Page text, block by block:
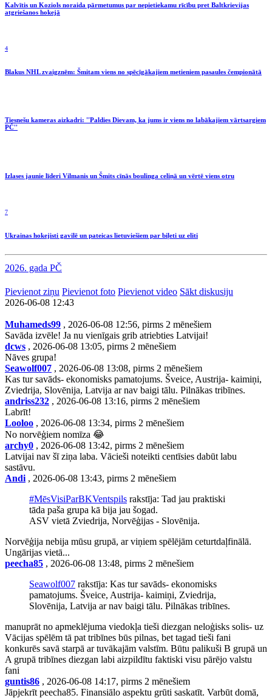
Kalvītis un Koziols noraida pārmetumus par nepietiekamu rīcību pret Baltkrievijas
atgriešanos hokejā
4
Blakus NHL zvaigznēm: Šmitam viens no spēcīgākajiem metieniem pasaules čempionātā
Tiesnešu kameras aizkadri: ''Paldies Dievam, ka jums ir viens no labākajiem vārtsargiem
PČ''
Izlases jaunie līderi Vilmanis un Šmits cīnās boulinga celiņā un vērtē viens otru
7
Ukrainas hokejisti gavilē un pateicas lietuviešiem par biļeti uz eliti
2026. gada PČ
Pievienot ziņu Pievienot foto Pievienot video Sākt diskusiju
2026-06-08 12:43
Muhameds99 , 2026-06-08 12:56, pirms 2 mēnešiem
Savāda izvēle! Ja nu vienīgais grib atriebties Latvijai!
dcws , 2026-06-08 13:05, pirms 2 mēnešiem
Nāves grupa!
Seawolf007 , 2026-06-08 13:08, pirms 2 mēnešiem
Kas tur savāds- ekonomisks pamatojums. Šveice, Austrija- kaimiņi,
Zviedrija, Slovēnija, Latvija ar nav baigi tālu. Pilnākas tribīnes.
andriss232 , 2026-06-08 13:16, pirms 2 mēnešiem
Labrīt!
Looloo , 2026-06-08 13:34, pirms 2 mēnešiem
No norvēģiem nomīza 😂
archy0 , 2026-06-08 13:42, pirms 2 mēnešiem
Latvijai nav šī ziņa laba. Vācieši noteikti centīsies dabūt labu
sastāvu.
Andi , 2026-06-08 13:43, pirms 2 mēnešiem
#MēsVisiParBKVentspils rakstīja: Tad jau praktiski
tāda paša grupa kā bija jau šogad.
ASV vietā Zviedrija, Norvēģijas - Slovēnija.
Norvēģija nebija mūsu grupā, ar viņiem spēlējām ceturtdaļfinālā.
Ungārijas vietā...
peecha85 , 2026-06-08 13:48, pirms 2 mēnešiem
Seawolf007 rakstīja: Kas tur savāds- ekonomisks
pamatojums. Šveice, Austrija- kaimiņi, Zviedrija,
Slovēnija, Latvija ar nav baigi tālu. Pilnākas tribīnes.
manuprāt no apmeklējuma viedokļa tieši diezgan neloģisks solis- uz
Vācijas spēlēm tā pat tribīnes būs pilnas, bet tagad tieši fani
konkurēs savā starpā ar tuvākajām valstīm. Būtu palikuši B grupā un
A grupā tribīnes diezgan labi aizpildītu faktiski visu pārējo valstu
fani
guntis86 , 2026-06-08 14:17, pirms 2 mēnešiem
Jāpjekrīt peecha85. Finansiālo aspektu grūti saskatīt. Varbūt domā,